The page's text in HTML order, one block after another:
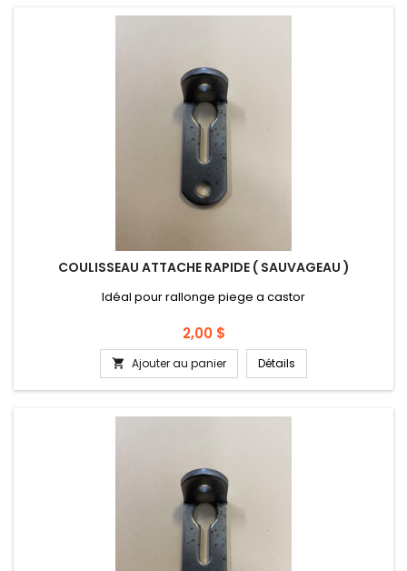
COULISSEAU ATTACHE RAPIDE ( SAUVAGEAU )
Idéal pour rallonge piege a castor
Prix
2,00 $
 Ajouter au panier Détails